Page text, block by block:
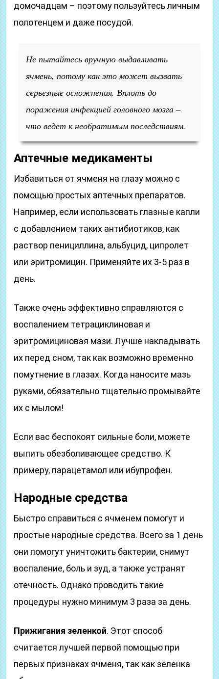
домочадцам – поэтому пользуйтесь личным
полотенцем и даже посудой.
Не пытайтесь вручную выдавливать
ячмень, потому как это может вызвать
серьезные осложнения. Вплоть до
поражения инфекцией головного мозга –
что ведет к необратимым последствиям.
Аптечные медикаменты
Избавиться от ячменя на глазу можно с
помощью простых аптечных препаратов.
Например, если использовать глазные капли
с добавлением таких антибиотиков, как
раствор пенициллина, альбуцид, ципролет
или эритромицин. Применяйте их 3-5 раз в
день.
Также очень эффективно справляются с
воспалением тетрациклиновая и
эритромициновая мази. Лучше накладывать
их перед сном, так как возможно временно
помутнение в глазах. Когда наносите мазь
руками, обязательно тщательно промывайте
их с мылом!
Если вас беспокоят сильные боли, можете
выпить обезболивающее средство. К
примеру, парацетамол или ибупрофен.
Народные средства
Быстро справиться с ячменем помогут и
простые народные средства. Всего за 1 день
они помогут уничтожить бактерии, снимут
воспаление, боль и зуд, а также устранят
отечность. Однако проводить такие
процедуры нужно минимум 3 раза за день.
Прижигания зеленкой. Этот способ
считается лучшей первой помощью при
первых признаках ячменя, так как зеленка